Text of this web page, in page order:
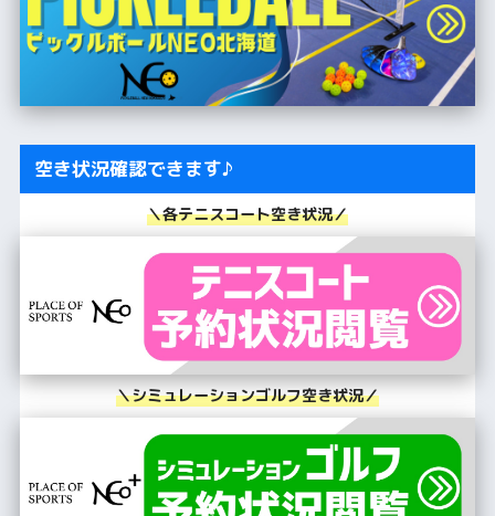
空き状況確認できます♪
＼各テニスコート空き状況／
＼シミュレーションゴルフ空き状況／